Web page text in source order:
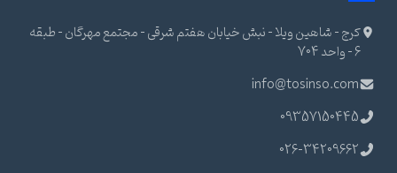
کرج - شاهین ویلا - نبش خیابان هفتم شرقی - مجتمع مهرگان - طبقه
6 - واحد 704
info@tosinso.com
09357150445
026-34209662